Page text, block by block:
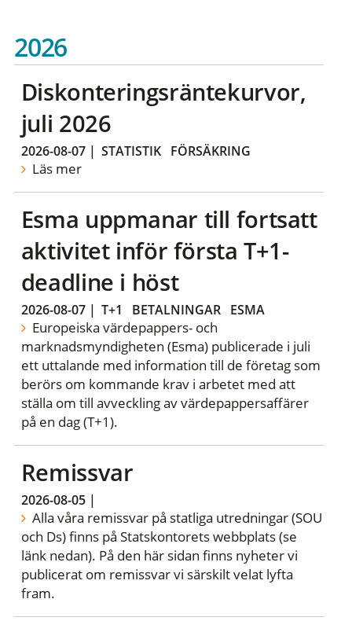
2026
Diskonteringsräntekurvor,
juli 2026
2026-08-07| STATISTIK FÖRSÄKRING
Läs mer
Esma uppmanar till fortsatt
aktivitet inför första T+1-
deadline i höst
2026-08-07| T+1 BETALNINGAR ESMA
Europeiska värdepappers- och
marknadsmyndigheten (Esma) publicerade i juli
ett uttalande med information till de företag som
berörs om kommande krav i arbetet med att
ställa om till avveckling av värdepappersaffärer
på en dag (T+1).
Remissvar
2026-08-05|
Alla våra remissvar på statliga utredningar (SOU
och Ds) finns på Statskontorets webbplats (se
länk nedan). På den här sidan finns nyheter vi
publicerat om remissvar vi särskilt velat lyfta
fram.